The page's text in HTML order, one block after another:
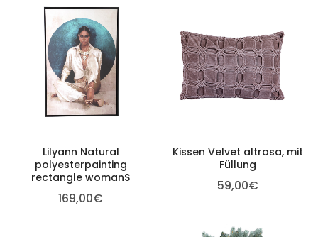
Lilyann Natural
polyesterpainting
rectangle womanS
169,00€
Kissen Velvet altrosa, mit
Füllung
59,00€